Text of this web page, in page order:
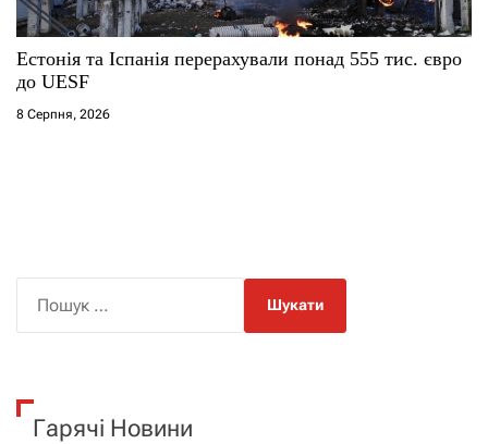
Естонія та Іспанія перерахували понад 555 тис. євро
до UESF
8 Серпня, 2026
к
Гарячі Новини